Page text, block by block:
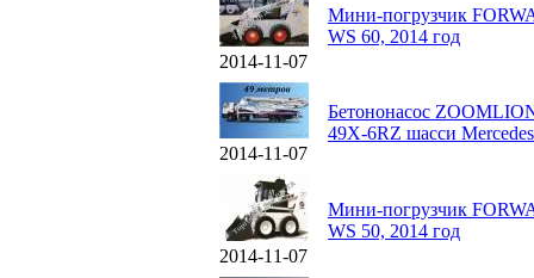
2014-11-07
Мини-погрузчик
WS 60, 2014 год
2014-11-07
Бетононасос
49X-6RZ шасси Mercedes
2014-11-07
Мини-погрузчик
WS 50, 2014 год